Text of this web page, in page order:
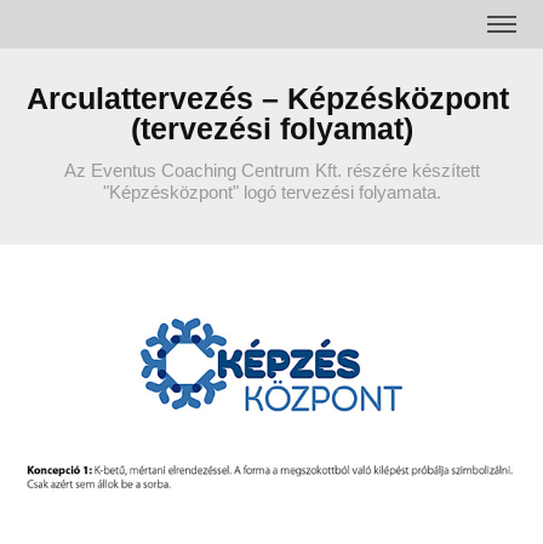
Arculattervezés – Képzésközpont
(tervezési folyamat)
Az Eventus Coaching Centrum Kft. részére készített
"Képzésközpont" logó tervezési folyamata.